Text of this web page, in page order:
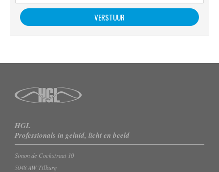
HGL
Professionals in geluid, licht en beeld
Simon de Cockstraat 10
5048 AW Tilburg